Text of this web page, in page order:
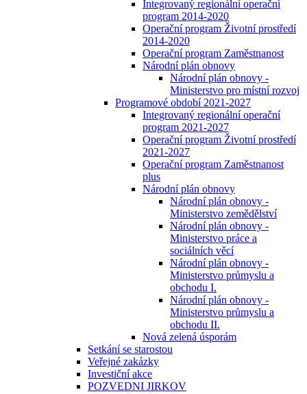
Integrovaný regionální operační
program 2014-2020
Operační program Životní prostředí
2014-2020
Operační program Zaměstnanost
Národní plán obnovy
Národní plán obnovy -
Ministerstvo pro místní rozvoj
Programové období 2021-2027
Integrovaný regionální operační
program 2021-2027
Operační program Životní prostředí
2021-2027
Operační program Zaměstnanost
plus
Národní plán obnovy
Národní plán obnovy -
Ministerstvo zemědělství
Národní plán obnovy -
Ministerstvo práce a
sociálních věcí
Národní plán obnovy -
Ministerstvo průmyslu a
obchodu I.
Národní plán obnovy -
Ministerstvo průmyslu a
obchodu II.
Nová zelená úsporám
Setkání se starostou
Veřejné zakázky
Investiční akce
POZVEDNI JIRKOV